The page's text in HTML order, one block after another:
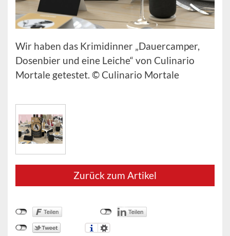
Wir haben das Krimidinner „Dauercamper,
Dosenbier und eine Leiche“ von Culinario
Mortale getestet. © Culinario Mortale
Zurück zum Artikel